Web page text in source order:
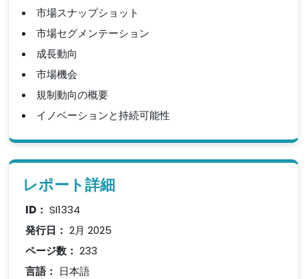
市場スナップショット
市場セグメンテーション
成長動向
市場機会
規制動向の概要
イノベーションと持続可能性
レポート詳細
ID： SI1334
発行日： 2月 2025
ページ数： 233
言語： 日本語